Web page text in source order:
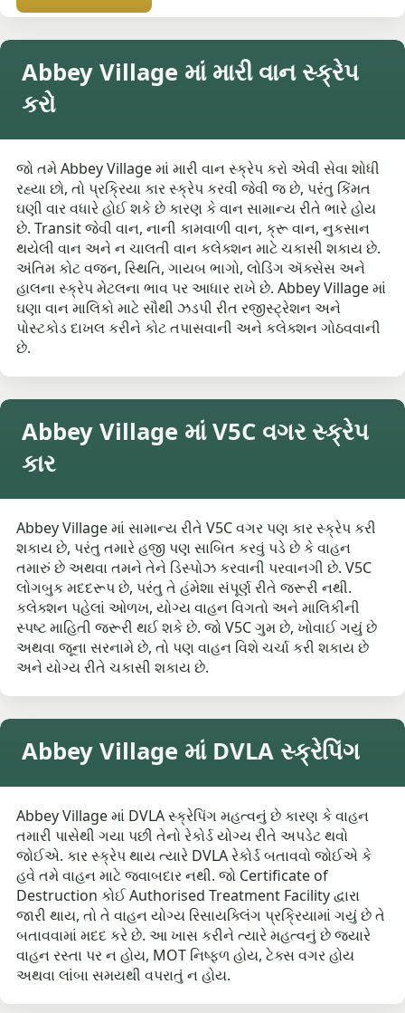
Abbey Village માં મારી વાન સ્ક્રેપ
કરો
જો તમે Abbey Village માં મારી વાન સ્ક્રેપ કરો એવી સેવા શોધી
રહ્યા છો, તો પ્રક્રિયા કાર સ્ક્રેપ કરવી જેવી જ છે, પરંતુ કિંમત
ઘણી વાર વધારે હોઈ શકે છે કારણ કે વાન સામાન્ય રીતે ભારે હોય
છે. Transit જેવી વાન, નાની કામવાળી વાન, ક્રૂ વાન, નુકસાન
થયેલી વાન અને ન ચાલતી વાન કલેક્શન માટે ચકાસી શકાય છે.
અંતિમ કોટ વજન, સ્થિતિ, ગાયબ ભાગો, લોડિંગ ઍક્સેસ અને
હાલના સ્ક્રેપ મેટલના ભાવ પર આધાર રાખે છે. Abbey Village માં
ઘણા વાન માલિકો માટે સૌથી ઝડપી રીત રજીસ્ટ્રેશન અને
પોસ્ટકોડ દાખલ કરીને કોટ તપાસવાની અને કલેક્શન ગોઠવવાની
છે.
Abbey Village માં V5C વગર સ્ક્રેપ
કાર
Abbey Village માં સામાન્ય રીતે V5C વગર પણ કાર સ્ક્રેપ કરી
શકાય છે, પરંતુ તમારે હજી પણ સાબિત કરવું પડે છે કે વાહન
તમારું છે અથવા તમને તેને ડિસ્પોઝ કરવાની પરવાનગી છે. V5C
લોગબુક મદદરૂપ છે, પરંતુ તે હંમેશા સંપૂર્ણ રીતે જરૂરી નથી.
કલેક્શન પહેલાં ઓળખ, યોગ્ય વાહન વિગતો અને માલિકીની
સ્પષ્ટ માહિતી જરૂરી થઈ શકે છે. જો V5C ગુમ છે, ખોવાઈ ગયું છે
અથવા જૂના સરનામે છે, તો પણ વાહન વિશે ચર્ચા કરી શકાય છે
અને યોગ્ય રીતે ચકાસી શકાય છે.
Abbey Village માં DVLA સ્ક્રેપિંગ
Abbey Village માં DVLA સ્ક્રેપિંગ મહત્વનું છે કારણ કે વાહન
તમારી પાસેથી ગયા પછી તેનો રેકોર્ડ યોગ્ય રીતે અપડેટ થવો
જોઈએ. કાર સ્ક્રેપ થાય ત્યારે DVLA રેકોર્ડ બતાવવો જોઈએ કે
હવે તમે વાહન માટે જવાબદાર નથી. જો Certificate of
Destruction કોઈ Authorised Treatment Facility દ્વારા
જારી થાય, તો તે વાહન યોગ્ય રિસાયક્લિંગ પ્રક્રિયામાં ગયું છે તે
બતાવવામાં મદદ કરે છે. આ ખાસ કરીને ત્યારે મહત્વનું છે જ્યારે
વાહન રસ્તા પર ન હોય, MOT નિષ્ફળ હોય, ટેક્સ વગર હોય
અથવા લાંબા સમયથી વપરાતું ન હોય.